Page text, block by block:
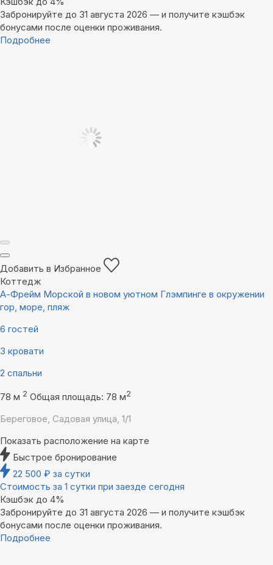
Забронируйте до 31 августа 2026 — и получите кэшбэк
бонусами после оценки проживания.
Подробнее
Добавить в Избранное
Коттедж
А-Фрейм Морской в новом уютном Глэмпинге в окружении
гор, море, пляж
6 гостей
3 кровати
2 спальни
78 м 2 Общая площадь: 78 м2
Береговое, Садовая улица, 1/1
Показать расположение на карте
Быстрое бронирование
22 500 ₽ за сутки
Стоимость за 1 сутки при заезде сегодня
Кэшбэк до 4%
Забронируйте до 31 августа 2026 — и получите кэшбэк
бонусами после оценки проживания.
Подробнее